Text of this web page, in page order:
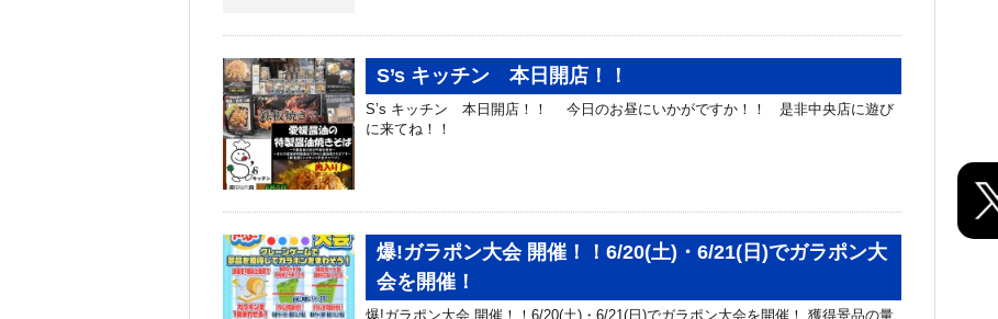
S’s キッチン 本日開店！！
S’s キッチン 本日開店！！ 今日のお昼にいかがですか！！ 是非中央店に遊び
に来てね！！
爆!ガラポン大会 開催！！6/20(土)・6/21(日)でガラポン大
会を開催！
爆!ガラポン大会 開催！！6/20(土)・6/21(日)でガラポン大会を開催！ 獲得景品の量